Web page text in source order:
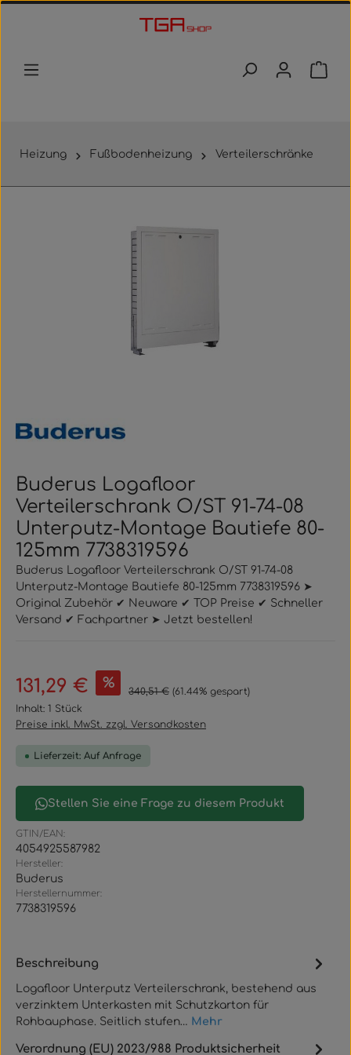
Zum Hauptinhalt springen
Heizung Fußbodenheizung Verteilerschränke
Buderus Logafloor
Verteilerschrank O/ST 91-74-08
Unterputz-Montage Bautiefe 80-
125mm 7738319596
Buderus Logafloor Verteilerschrank O/ST 91-74-08
Unterputz-Montage Bautiefe 80-125mm 7738319596 ➤
Original Zubehör ✔ Neuware ✔ TOP Preise ✔ Schneller
Versand ✔ Fachpartner ➤ Jetzt bestellen!
Verkaufspreis:
131,29 € % Regulärer Preis:
340,51 € (61.44% gespart)
Inhalt: 1 Stück
Preise inkl. MwSt. zzgl. Versandkosten
Lieferzeit: Auf Anfrage
Stellen Sie eine Frage zu diesem Produkt
GTIN/EAN:
4054925587982
Hersteller:
Buderus
Herstellernummer:
7738319596
Beschreibung
Logafloor Unterputz Verteilerschrank, bestehend aus
verzinktem Unterkasten mit Schutzkarton für
Rohbauphase. Seitlich stufen… Mehr
Verordnung (EU) 2023/988 Produktsicherheit